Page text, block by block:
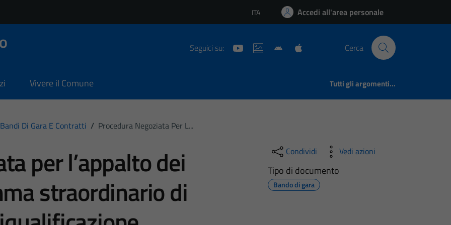
Lingua attiva:
ITA Accedi all'area personale
Seguici su: Cerca
Vivere il Comune Tutti gli argomenti...
Bandi Di Gara E Contratti / Procedura Negoziata Per L...
per l’appalto dei
straordinario di
Condividi Vedi azioni
Tipo di documento
Bando di gara